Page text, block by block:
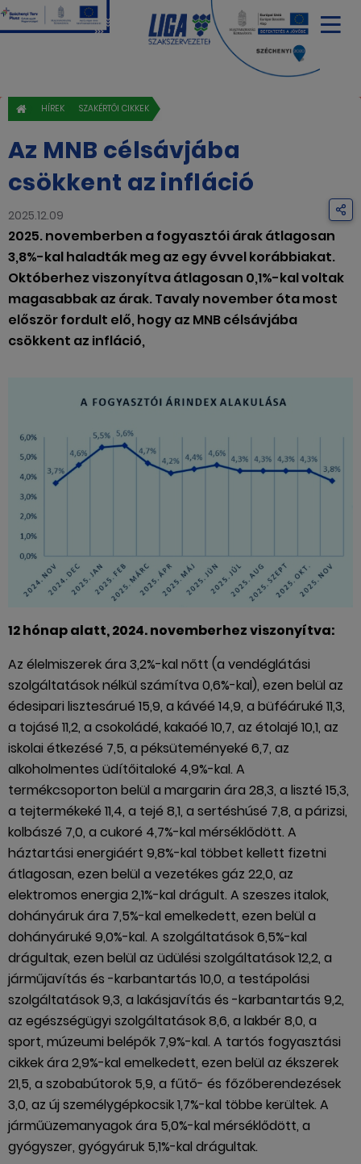
HÍREK SZAKÉRTŐI CIKKEK
Az MNB célsávjába
csökkent az infláció
2025.12.09
2025. novemberben a fogyasztói árak átlagosan
3,8%-kal haladták meg az egy évvel korábbiakat.
Októberhez viszonyítva átlagosan 0,1%-kal voltak
magasabbak az árak. Tavaly november óta most
először fordult elő, hogy az MNB célsávjába
csökkent az infláció,
12 hónap alatt, 2024. novemberhez viszonyítva:
Az élelmiszerek ára 3,2%-kal nőtt (a vendéglátási
szolgáltatások nélkül számítva 0,6%-kal), ezen belül az
édesipari lisztesárué 15,9, a kávéé 14,9, a büféáruké 11,3,
a tojásé 11,2, a csokoládé, kakaóé 10,7, az étolajé 10,1, az
iskolai étkezésé 7,5, a péksüteményeké 6,7, az
alkoholmentes üdítőitaloké 4,9%-kal. A
termékcsoporton belül a margarin ára 28,3, a liszté 15,3,
a tejtermékeké 11,4, a tejé 8,1, a sertéshúsé 7,8, a párizsi,
kolbászé 7,0, a cukoré 4,7%-kal mérséklődött. A
háztartási energiáért 9,8%-kal többet kellett fizetni
átlagosan, ezen belül a vezetékes gáz 22,0, az
elektromos energia 2,1%-kal drágult. A szeszes italok,
dohányáruk ára 7,5%-kal emelkedett, ezen belül a
dohányáruké 9,0%-kal. A szolgáltatások 6,5%-kal
drágultak, ezen belül az üdülési szolgáltatások 12,2, a
járműjavítás és -karbantartás 10,0, a testápolási
szolgáltatások 9,3, a lakásjavítás és -karbantartás 9,2,
az egészségügyi szolgáltatások 8,6, a lakbér 8,0, a
sport, múzeumi belépők 7,9%-kal. A tartós fogyasztási
cikkek ára 2,9%-kal emelkedett, ezen belül az ékszerek
21,5, a szobabútorok 5,9, a fűtő- és főzőberendezések
3,0, az új személygépkocsik 1,7%-kal többe kerültek. A
járműüzemanyagok ára 5,0%-kal mérséklődött, a
gyógyszer, gyógyáruk 5,1%-kal drágultak.